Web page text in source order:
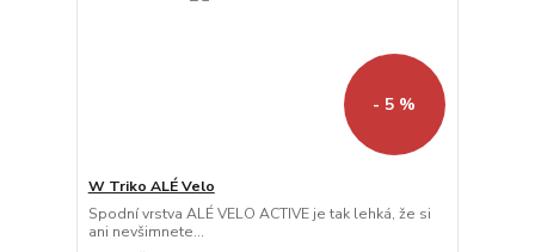
- 5 %
W Triko ALÉ Velo
Spodní vrstva ALÉ VELO ACTIVE je tak lehká, že si
ani nevšimnete...